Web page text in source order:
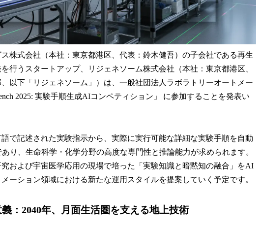
株式会社（本社：東京都港区、代表：鈴木健吾）の子会社である再生
行うスタートアップ、リジェネソーム株式会社（本社：東京都港区、
以下「リジェネソーム」）は、一般社団法人ラボラトリーオートメー
2025: 実験手順生成AIコンペティション」 に参加することを発表い
で記述された実験指示から、実際に実行可能な詳細な実験手順を自動
り、生命科学・化学分野の高度な専門性と推論能力が求められます。
および宇宙医学応用の現場で培った「実験知識と暗黙知の融合」をAI
ーション領域における新たな運用スタイルを提案していく予定です。
：2040年、月面生活圏を支える地上技術